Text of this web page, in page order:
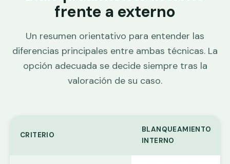
frente a externo
Un resumen orientativo para entender las
diferencias principales entre ambas técnicas. La
opción adecuada se decide siempre tras la
valoración de su caso.
CRITERIO
BLANQUEAMIENTO
INTERNO